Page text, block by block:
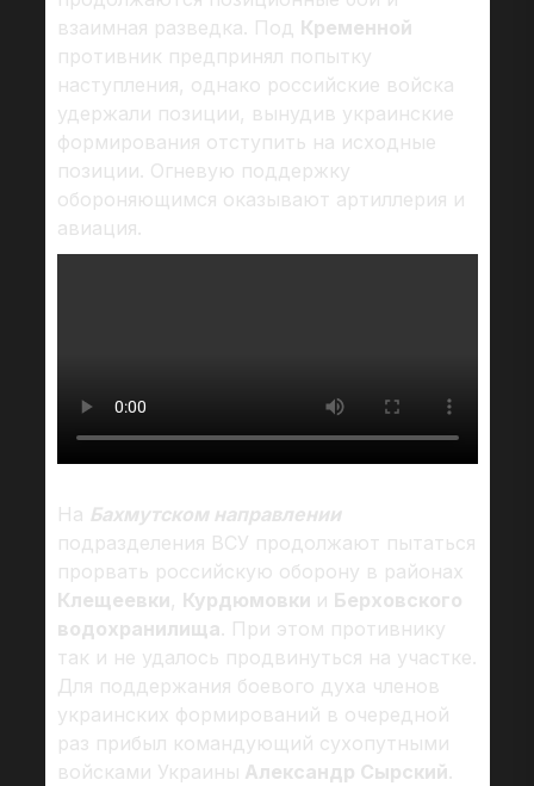
взаимная разведка. Под Кременной
противник предпринял попытку
наступления, однако российские войска
удержали позиции, вынудив украинские
формирования отступить на исходные
позиции. Огневую поддержку
обороняющимся оказывают артиллерия и
авиация.
На Бахмутском направлении
подразделения ВСУ продолжают пытаться
прорвать российскую оборону в районах
Клещеевки, Курдюмовки и Берховского
водохранилища. При этом противнику
так и не удалось продвинуться на участке.
Для поддержания боевого духа членов
украинских формирований в очередной
раз прибыл командующий сухопутными
войсками Украины Александр Сырский.